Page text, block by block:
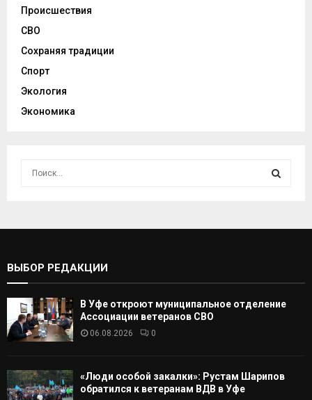
Происшествия
СВО
Сохраняя традиции
Спорт
Экология
Экономика
С
А
ВЫБОР РЕДАКЦИИ
В Уфе откроют муниципальное отделение
Ассоциации ветеранов СВО
06.08.2026 0
«Люди особой закалки»: Рустам Шарипов
обратился к ветеранам ВДВ в Уфе